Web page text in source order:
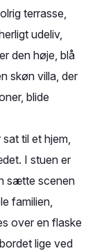
terrasse,
udeliv,
den høje, blå
skøn villa, der
blide
til et hjem,
I stuen er
sætte scenen
familien,
over en flaske
lige ved